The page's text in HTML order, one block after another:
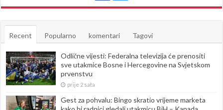
Recent Popularno komentari Tagovi
Odlične vijesti: Federalna televizija će prenositi
sve utakmice Bosne i Hercegovine na Svjetskom
prvenstvu
prije 2 sata
Gest za pohvalu: Bingo skratio vrijeme marketa